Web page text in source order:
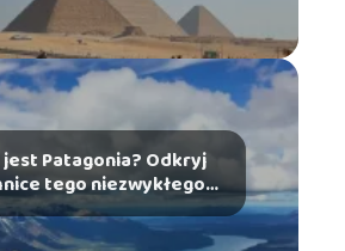
jest Patagonia? Odkryj
tego niezwykłego
miejsca